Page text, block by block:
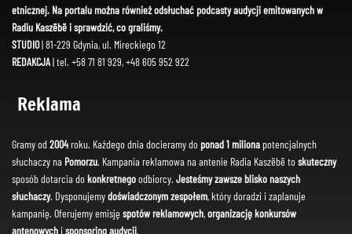
etnicznej. Na portalu można również odsłuchać podcasty audycji emitowanych w
Radiu Kaszëbë i sprawdzić, co graliśmy.
STUDIO| 81-229 Gdynia, ul. Mireckiego 12
REDAKCJA| tel. +58 71 81 929, +48 605 952 922
Reklama
Gramy od 2004roku. Każdego dnia docieramy do ponad 1 miliona potencjalnych
słuchaczy na Pomorzu. Kampania reklamowa na antenie Radia Kaszëbë toskuteczny
sposób dotarcia dokonkretnegoodbiorcy. Jesteśmy zawsze blisko naszych
słuchaczy. Dysponujemydoświadczonym zespołem, który doradzi i zaplanuje
kampanię. Oferujemy emisję spotów reklamowych,organizację konkursów
antenowychi sponsoring audycji.